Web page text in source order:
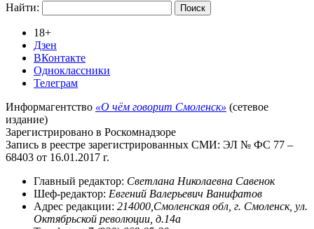
Найти:
18+
Дзен
ВКонтакте
Одноклассники
Телеграм
Информагентство «О чём говорит Смоленск» (сетевое
издание)
Зарегистрировано в Роскомнадзоре
Запись в реестре зарегистрированных СМИ: ЭЛ № ФС 77 –
68403 от 16.01.2017 г.
Главный редактор: Светлана Николаевна Савенок
Шеф-редактор: Евгений Валерьевич Ванифатов
Адрес редакции: 214000,Смоленская обл, г. Смоленск, ул.
Октябрьской революции, д.14а